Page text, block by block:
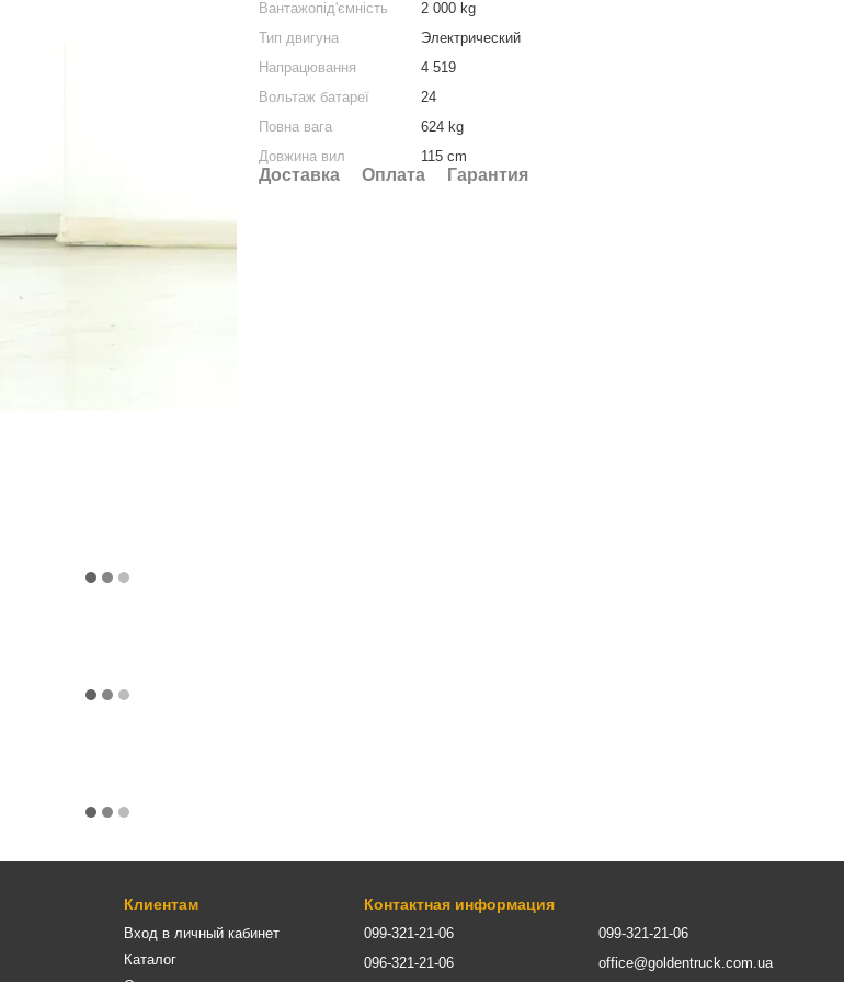
Вантажопід'ємність
2 000 kg
Тип двигуна
Электрический
Напрацювання
4 519
Вольтаж батареї
24
Повна вага
624 kg
Довжина вил
115 cm
Доставка Оплата Гарантия
Клиентам
Вход в личный кабинет
Каталог
Контактная информация
099-321-21-06
096-321-21-06
099-321-21-06
office@goldentruck.com.ua